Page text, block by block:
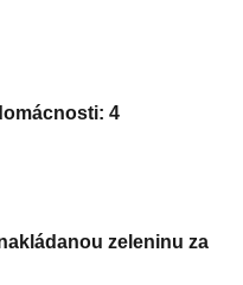
4
zeleninu za